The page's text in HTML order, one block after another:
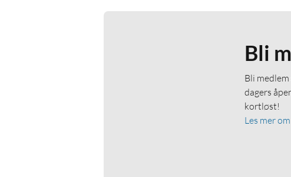
Bli
Bli
dagers
kortløst!
Les mer